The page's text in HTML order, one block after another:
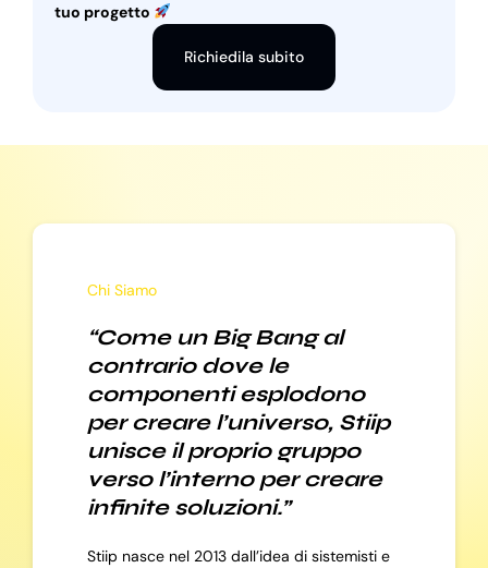
tuo progetto
Richiedila subito
Chi Siamo
“Come un Big Bang al
contrario dove le
componenti esplodono
per creare l’universo, Stiip
unisce il proprio gruppo
verso l’interno per creare
infinite soluzioni.”
Stiip nasce nel 2013 dall’idea di sistemisti e